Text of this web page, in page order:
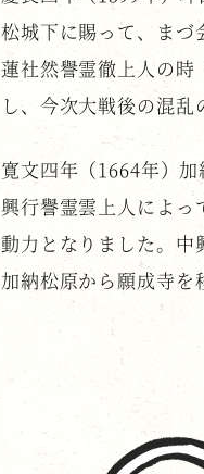
松城下に賜って、まづ
蓮社然譽霊徹上人の時
し、今次大戦後の混乱
寛文四年（1664年）
興行譽霊雲上人によっ
動力となりました。中
加納松原から願成寺を